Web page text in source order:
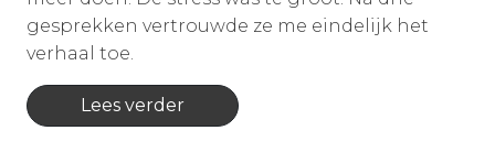
gesprekken vertrouwde ze me eindelijk het
verhaal toe.
Lees verder